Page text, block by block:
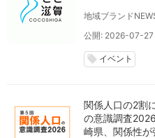
地域ブランド
公開: 2026-07-27
local_offer イベント
関係人口の2割
の意識調査
崎県、関係性